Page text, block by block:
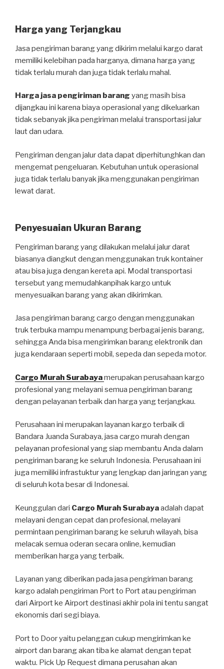
Harga yang Terjangkau
Jasa pengiriman barang yang dikirim melalui kargo darat
memiliki kelebihan pada harganya, dimana harga yang
tidak terlalu murah dan juga tidak terlalu mahal.
Harga jasa pengiriman barang yang masih bisa
dijangkau ini karena biaya operasional yang dikeluarkan
tidak sebanyak jika pengiriman melalui transportasi jalur
laut dan udara.
Pengiriman dengan jalur data dapat diperhitunghkan dan
mengemat pengeluaran. Kebutuhan untuk operasional
juga tidak terlalu banyak jika menggunakan pengiriman
lewat darat.
Penyesuaian Ukuran Barang
Pengiriman barang yang dilakukan melalui jalur darat
biasanya diangkut dengan menggunakan truk kontainer
atau bisa juga dengan kereta api. Modal transportasi
tersebut yang memudahkanpihak kargo untuk
menyesuaikan barang yang akan dikirimkan.
Jasa pengiriman barang cargo dengan menggunakan
truk terbuka mampu menampung berbagai jenis barang,
sehingga Anda bisa mengirimkan barang elektronik dan
juga kendaraan seperti mobil, sepeda dan sepeda motor.
Cargo Murah Surabayamerupakan perusahaan kargo
profesional yang melayani semua pengiriman barang
dengan pelayanan terbaik dan harga yang terjangkau.
Perusahaan ini merupakan layanan kargo terbaik di
Bandara Juanda Surabaya, jasa cargo murah dengan
pelayanan profesional yang siap membantu Anda dalam
pengiriman barang ke seluruh Indonesia. Perusahaan ini
juga memiliki infrastuktur yang lengkap dan jaringan yang
di seluruh kota besar di Indonesai.
Keunggulan dari Cargo Murah Surabayaadalah dapat
melayani dengan cepat dan profesional, melayani
permintaan pengiriman barang ke seluruh wilayah, bisa
melacak semua oderan secara online, kemudian
memberikan harga yang terbaik.
Layanan yang diberikan pada jasa pengiriman barang
kargo adalah pengiriman Port to Port atau pengiriman
dari Airport ke Airport destinasi akhir pola ini tentu sangat
ekonomis dari segi biaya.
Port to Door yaitu pelanggan cukup mengirimkan ke
airport dan barang akan tiba ke alamat dengan tepat
waktu. Pick Up Request dimana perusahan akan